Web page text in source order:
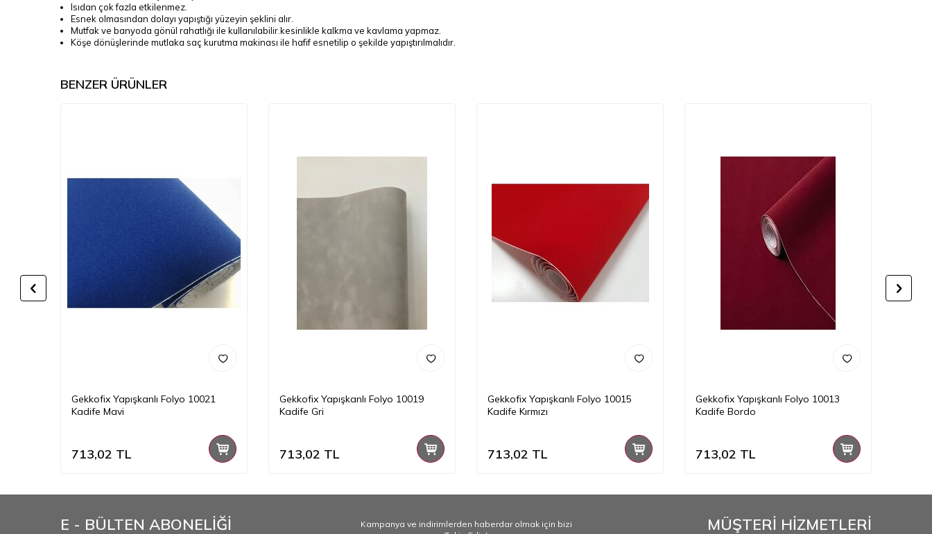
Isıdan çok fazla etkilenmez.
Esnek olmasından dolayı yapıştığı yüzeyin şeklini alır.
Mutfak ve banyoda gönül rahatlığı ile kullanılabilir.kesinlikle kalkma ve kavlama yapmaz.
Köşe dönüşlerinde mutlaka saç kurutma makinası ile hafif esnetilip o şekilde yapıştırılmalıdır.
BENZER ÜRÜNLER
Gekkofix Yapışkanlı Folyo 10021
Kadife Mavi
713,02 TL
Gekkofix Yapışkanlı Folyo 10019
Kadife Gri
713,02 TL
Gekkofix Yapışkanlı Folyo 10015
Kadife Kırmızı
713,02 TL
Gekkofix Yapışkanlı Folyo 10013
Kadife Bordo
713,02 TL
E - BÜLTEN ABONELİĞİ
Kampanya ve indirimlerden haberdar olmak için bizi
MÜŞTERİ HİZMETLERİ